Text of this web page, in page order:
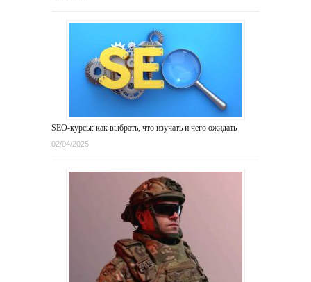
SEO-курсы: как выбрать, что изучать и чего ожидать
02/04/2025